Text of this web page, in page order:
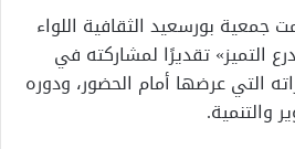
جمعية بورسعيد الثقافية اللواء
التميز» تقديرًا لمشاركته في
التي عرضها أمام الحضور، ودوره
والتنمية.